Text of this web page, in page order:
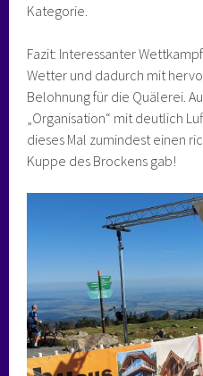
Kategorie.
Fazit: Interessanter
Wetter und dadurch mit
Belohnung für die Quälerei.
„Organisation“ mit deutlich
dieses Mal zumindest einen
Kuppe des Brockens gab!